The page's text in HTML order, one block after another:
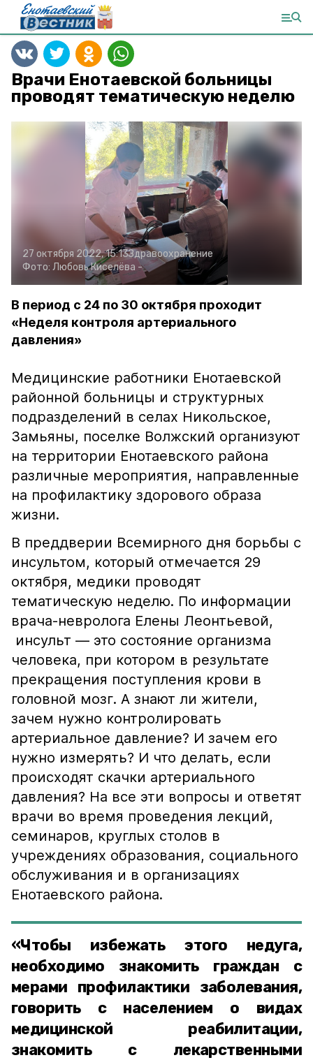
Врачи Енотаевской больницы
проводят тематическую неделю
27 октября 2022, 15:13Здравоохранение
Фото: Любовь Киселёва -
В период с 24 по 30 октября проходит
«Неделя контроля артериального
давления»
Медицинские работники Енотаевской
районной больницы и структурных
подразделений в селах Никольское,
Замьяны, поселке Волжский организуют
на территории Енотаевского района
различные мероприятия, направленные
на профилактику здорового образа
жизни.
В преддверии Всемирного дня борьбы с
инсультом, который отмечается 29
октября, медики проводят
тематическую неделю. По информации
врача-невролога Елены Леонтьевой,
инсульт — это состояние организма
человека, при котором в результате
прекращения поступления крови в
головной мозг. А знают ли жители,
зачем нужно контролировать
артериальное давление? И зачем его
нужно измерять? И что делать, если
происходят скачки артериального
давления? На все эти вопросы и ответят
врачи во время проведения лекций,
семинаров, круглых столов в
учреждениях образования, социального
обслуживания и в организациях
Енотаевского района.
«Чтобы избежать этого недуга,
необходимо знакомить граждан с
мерами профилактики заболевания,
говорить с населением о видах
медицинской реабилитации,
знакомить с лекарственными